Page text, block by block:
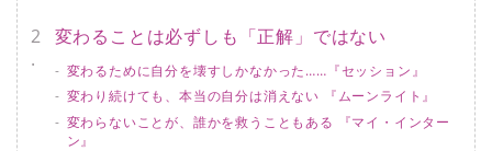
変わることは必ずしも「正解」ではない
変わるために自分を壊すしかなかった……『セッション』
変わり続けても、本当の自分は消えない 『ムーンライト』
変わらないことが、誰かを救うこともある 『マイ・インター
ン』